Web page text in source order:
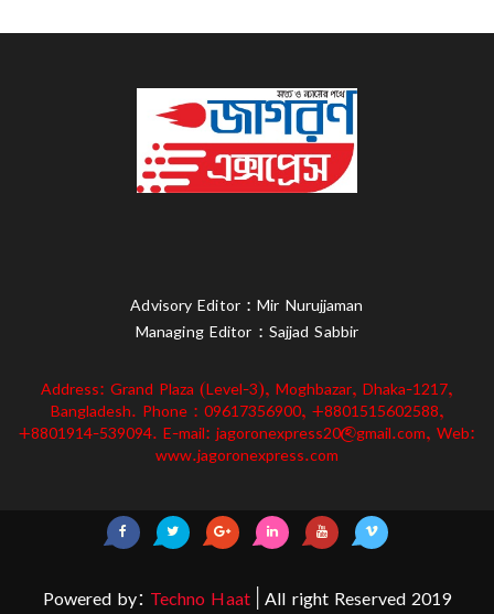
Advisory Editor : Mir Nurujjaman
Managing Editor : Sajjad Sabbir
Address: Grand Plaza (Level-3), Moghbazar, Dhaka-1217,
Bangladesh. Phone : 09617356900, +8801515602588,
+8801914-539094. E-mail: jagoronexpress20@gmail.com, Web:
www.jagoronexpress.com
Powered by: Techno Haat| All right Reserved 2019